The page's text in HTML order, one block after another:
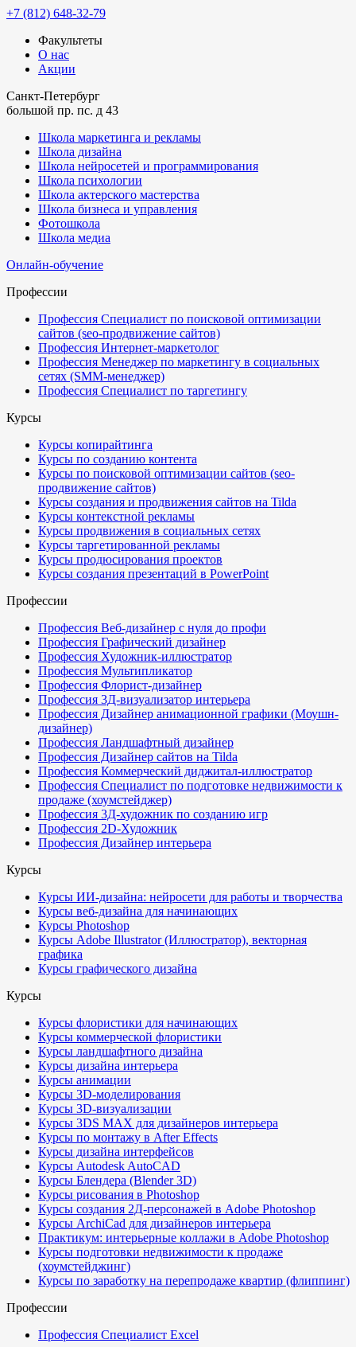
+7 (812) 648-32-79
Факультеты
О нас
Акции
Санкт-Петербург
большой пр. пс. д 43
Школа маркетинга и рекламы
Школа дизайна
Школа нейросетей и программирования
Школа психологии
Школа актерского мастерства
Школа бизнеса и управления
Фотошкола
Школа медиа
Онлайн-обучение
Профессии
Профессия Специалист по поисковой оптимизации
сайтов (seo-продвижение сайтов)
Профессия Интернет-маркетолог
Профессия Менеджер по маркетингу в социальных
сетях (SMM-менеджер)
Профессия Специалист по таргетингу
Курсы
Курсы копирайтинга
Курсы по созданию контента
Курсы по поисковой оптимизации сайтов (seo-
продвижение сайтов)
Курсы создания и продвижения сайтов на Tilda
Курсы контекстной рекламы
Курсы продвижения в социальных сетях
Курсы таргетированной рекламы
Курсы продюсирования проектов
Курсы создания презентаций в PowerPoint
Профессии
Профессия Веб-дизайнер с нуля до профи
Профессия Графический дизайнер
Профессия Художник-иллюстратор
Профессия Мультипликатор
Профессия Флорист-дизайнер
Профессия 3Д-визуализатор интерьера
Профессия Дизайнер анимационной графики (Моушн-
дизайнер)
Профессия Ландшафтный дизайнер
Профессия Дизайнер сайтов на Tilda
Профессия Коммерческий диджитал-иллюстратор
Профессия Специалист по подготовке недвижимости к
продаже (хоумстейджер)
Профессия 3Д-художник по созданию игр
Профессия 2D-Художник
Профессия Дизайнер интерьера
Курсы
Курсы ИИ-дизайна: нейросети для работы и творчества
Курсы веб-дизайна для начинающих
Курсы Photoshop
Курсы Adobe Illustrator (Иллюстратор), векторная
графика
Курсы графического дизайна
Курсы
Курсы флористики для начинающих
Курсы коммерческой флористики
Курсы ландшафтного дизайна
Курсы дизайна интерьера
Курсы анимации
Курсы 3D-моделирования
Курсы 3D-визуализации
Курсы 3DS MAX для дизайнеров интерьера
Курсы по монтажу в After Effects
Курсы дизайна интерфейсов
Курсы Autodesk AutoCAD
Курсы Блендера (Blender 3D)
Курсы рисования в Photoshop
Курсы создания 2Д-персонажей в Adobe Photoshop
Курсы ArchiCad для дизайнеров интерьера
Практикум: интерьерные коллажи в Adobe Photoshop
Курсы подготовки недвижимости к продаже
(хоумстейджинг)
Курсы по заработку на перепродаже квартир (флиппинг)
Профессии
Профессия Специалист Excel